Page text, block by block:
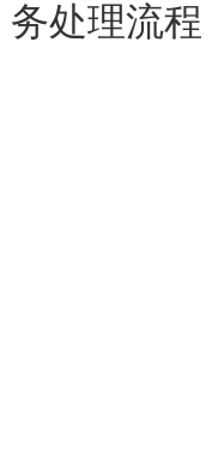
务处理流程